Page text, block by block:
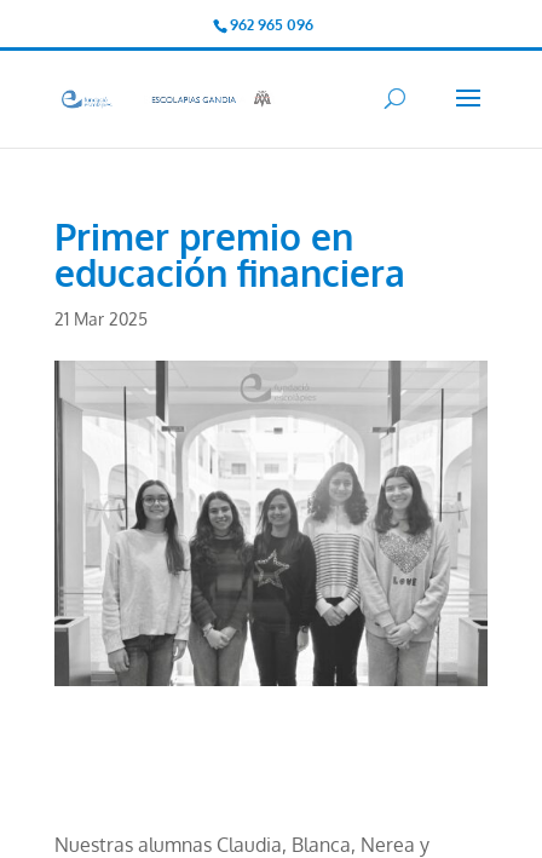
962 965 096
Primer premio en
educación financiera
21 Mar 2025
Nuestras alumnas Claudia, Blanca, Nerea y